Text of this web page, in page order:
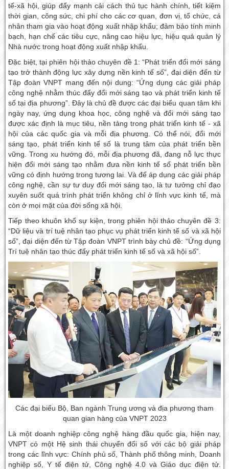
tế-xã hội, giúp đẩy mạnh cải cách thủ tục hành chính, tiết kiệm
thời gian, công sức, chi phí cho các cơ quan, đơn vị, tổ chức, cá
nhân tham gia vào hoạt động xuất nhập khẩu; đảm bảo tính minh
bạch, hạn chế các tiêu cực, nâng cao hiệu lực, hiệu quả quản lý
Nhà nước trong hoạt động xuất nhập khẩu.
Đặc biệt, tại phiên hội thảo chuyên đề 1: “Phát triển đổi mới sáng
tạo trở thành động lực xây dựng nền kinh tế số”, đại diện đến từ
Tập đoàn VNPT mang đến nội dung: “Ứng dụng các giải pháp
công nghệ nhằm thúc đẩy đổi mới sáng tạo và phát triển kinh tế
số tại địa phương”. Đây là chủ đề được các đại biểu quan tâm khi
ngày nay, ứng dụng khoa học, công nghệ và đổi mới sáng tạo
được xác định là mục tiêu, nền tảng trong phát triển kinh tế - xã
hội của các quốc gia và mỗi địa phương. Có thể nói, đổi mới
sáng tạo, phát triển kinh tế số là trung tâm của phát triển bền
vững. Trong xu hướng đó, mỗi địa phương đã, đang nỗ lực thực
hiện đổi mới sáng tạo nhằm đưa nền kinh tế số phát triển bền
vững có định hướng trong tương lai. Và để áp dụng các giải pháp
công nghệ, cần sự tư duy đổi mới sáng tạo, là tư tưởng chỉ đạo
xuyên suốt quá trình phát triển không chỉ ở lĩnh vực kinh tế, mà
còn ở mọi mặt của đời sống xã hội.
Tiếp theo khuôn khổ sự kiện, trong phiên hội thảo chuyên đề 3:
“Dữ liệu và trí tuệ nhân tạo phục vụ phát triển kinh tế số và xã hội
số”, đại diện đến từ Tập đoàn VNPT trình bày chủ đề: “Ứng dụng
Trí tuệ nhân tạo thúc đẩy phát triển kinh tế số và xã hội số”.
Các đại biểu Bộ, Ban ngành Trung ương và địa phương tham
quan gian hàng của VNPT 2023
Là một doanh nghiệp công nghệ hàng đầu quốc gia, hiện nay,
VNPT có một Hệ sinh thái chuyển đổi số với các bộ giải pháp
trong các lĩnh vực: Chính phủ số, Thành phố thông minh, Doanh
nghiệp số, Y tế điện tử, Công nghệ 4.0 và Giáo dục điện tử.